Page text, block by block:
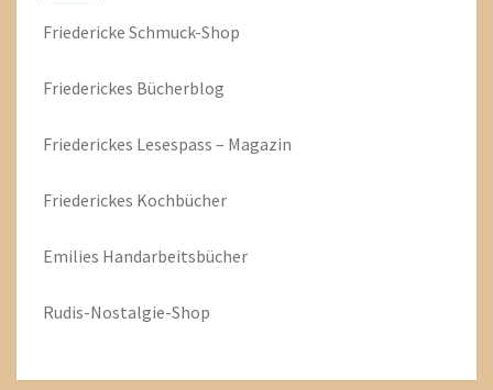
Friedericke Schmuck-Shop
Friederickes Bücherblog
Friederickes Lesespass – Magazin
Friederickes Kochbücher
Emilies Handarbeitsbücher
Rudis-Nostalgie-Shop